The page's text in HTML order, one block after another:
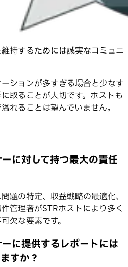
持するためには誠実なコミュニ
ションが多すぎる場合と少なす
取ることが大切です。ホストも
れることは望んでいません。
に対して持つ最大の責任
題の特定、収益戦略の最適化、
管理者がSTRホストにより多く
欠な要素です。
に提供するレポートには
すか？